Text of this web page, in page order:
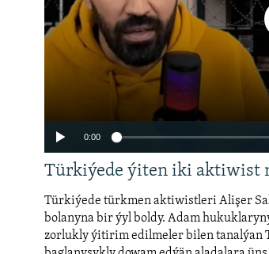
No media
0:00
Türkiýede ýiten iki aktiwist
Türkiýede türkmen aktiwistleri Alişer
bolanyna bir ýyl boldy. Adam
zorlukly ýitirim edilmeler bilen tanalýan